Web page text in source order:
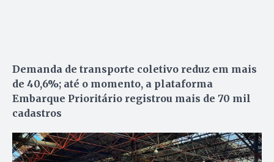
Demanda de transporte coletivo reduz em mais
de 40,6%; até o momento, a plataforma
Embarque Prioritário registrou mais de 70 mil
cadastros